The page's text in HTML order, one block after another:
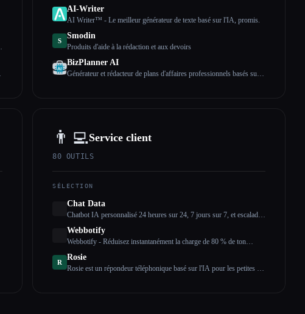
AI-Writer
AI Writer™ - Le meilleur générateur de texte basé sur l'IA, promis.
S
Smodin
Produits d'aide à la rédaction et aux devoirs
BizPlanner AI
Générateur et rédacteur de plans d'affaires professionnels basés sur
👨‍💻Service client
80 OUTILS
SÉLECTION
Chat Data
Chatbot IA personnalisé 24 heures sur 24, 7 jours sur 7, et escalade
Webbotify
Webbotify - Réduisez instantanément la charge de 80 % de ton
R
Rosie
Rosie est un répondeur téléphonique basé sur l'IA pour les petites et